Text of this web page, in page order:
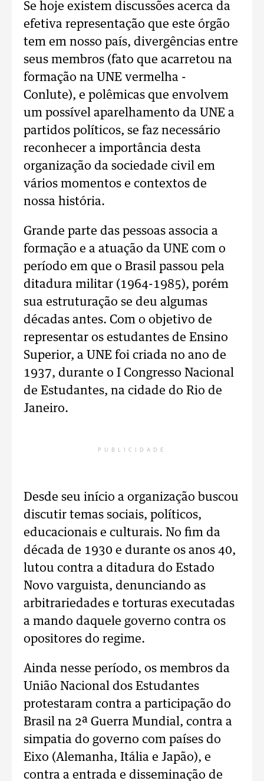
Se hoje existem discussões acerca da
efetiva representação que este órgão
tem em nosso país, divergências entre
seus membros (fato que acarretou na
formação na UNE vermelha -
Conlute), e polêmicas que envolvem
um possível aparelhamento da UNE a
partidos políticos, se faz necessário
reconhecer a importância desta
organização da sociedade civil em
vários momentos e contextos de
nossa história.
Grande parte das pessoas associa a
formação e a atuação da UNE com o
período em que o Brasil passou pela
ditadura militar (1964-1985), porém
sua estruturação se deu algumas
décadas antes. Com o objetivo de
representar os estudantes de Ensino
Superior, a UNE foi criada no ano de
1937, durante o I Congresso Nacional
de Estudantes, na cidade do Rio de
Janeiro.
PUBLICIDADE
Desde seu início a organização buscou
discutir temas sociais, políticos,
educacionais e culturais. No fim da
década de 1930 e durante os anos 40,
lutou contra a ditadura do Estado
Novo varguista, denunciando as
arbitrariedades e torturas executadas
a mando daquele governo contra os
opositores do regime.
Ainda nesse período, os membros da
União Nacional dos Estudantes
protestaram contra a participação do
Brasil na 2ª Guerra Mundial, contra a
simpatia do governo com países do
Eixo (Alemanha, Itália e Japão), e
contra a entrada e disseminação de